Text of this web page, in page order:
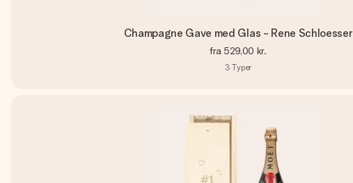
Champagne Gave med Glas - Rene Schloesser
fra 529,00 kr.
3 Typer